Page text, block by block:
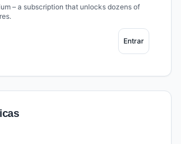
– a subscription that unlocks dozens of
Entrar